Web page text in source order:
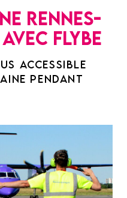
Rennes-
Flybe
ACCESSIBLE
PENDANT